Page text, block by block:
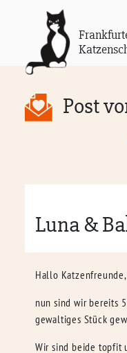
Post
Luna &
Hallo Katzenfreunde,
nun sind wir bereits
gewaltiges Stück
Wir sind beide topfit